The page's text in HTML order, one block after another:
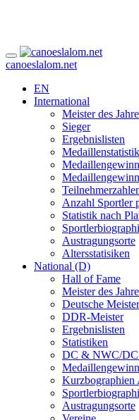
canoeslalom.net
EN
International
Meister des
Sieger
Ergebnislisten
Anzahl Sportler
Statistik nach
Austragungsorte
Altersstatisiken
National (D)
Hall of Fame
Meister des
Deutsche Meister
DDR-Meister
Ergebnislisten
Statistiken
DC & NWC/
Kurzbographien
Austragungsorte